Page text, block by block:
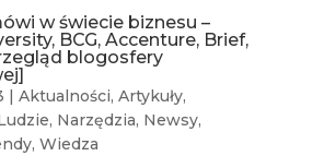
w świecie biznesu –
BCG, Accenture, Brief,
blogosfery
| Aktualności, Artykuły,
, Narzędzia, Newsy,
, Wiedza